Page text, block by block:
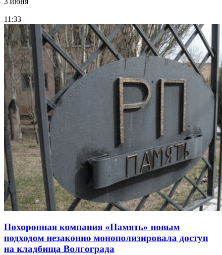
11:33
Похоронная компания «Память» новым
подходом незаконно монополизировала доступ
на кладбища Волгограда